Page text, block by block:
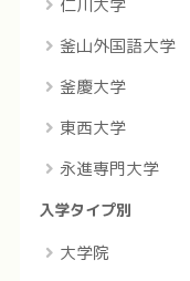
仁川大学
釜山外国語大学
釜慶大学
東西大学
永進専門大学
入学タイプ別
大学院